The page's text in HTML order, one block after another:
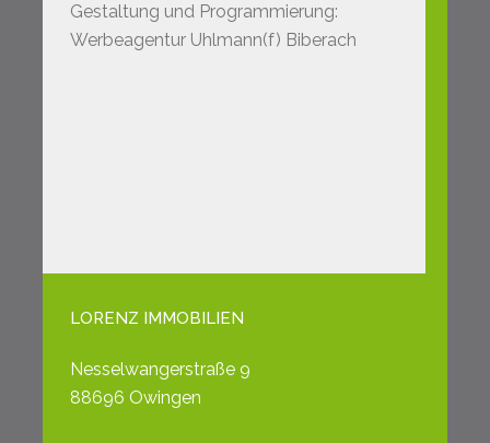
Gestaltung und Programmierung:
Werbeagentur Uhlmann(f) Biberach
LORENZ IMMOBILIEN
Nesselwangerstraße 9
88696 Owingen